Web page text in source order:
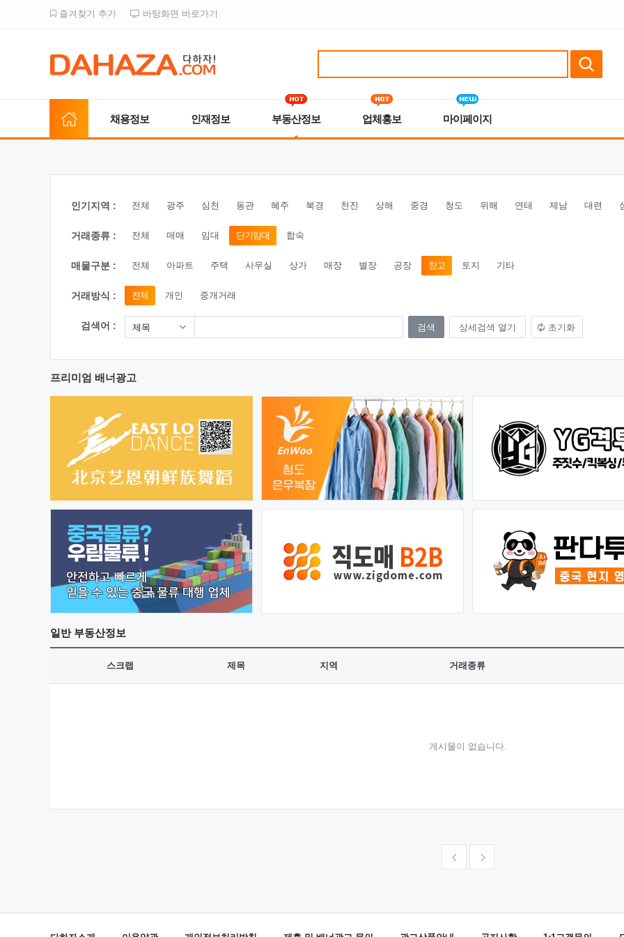
즐겨찾기 추가 바탕화면 바로가기
채용정보 인재정보 부동산정보 업체홍보 마이페이지
인기지역 : 전체 광주 심천 동관 혜주 북경 천진 상해 중경 청도 위해 연태 제남 대련
거래종류 : 전체 매매 임대 단기임대 합숙
매물구분 : 전체 아파트 주택 사무실 상가 매장 별장 공장 창고 토지 기타
거래방식 : 전체 개인 중개거래
검색어 : 제목 상세검색 열기 초기화
프리미엄 배너광고
일반부동산정보
스크랩 제목 지역 거래종류
게시물이 없습니다.